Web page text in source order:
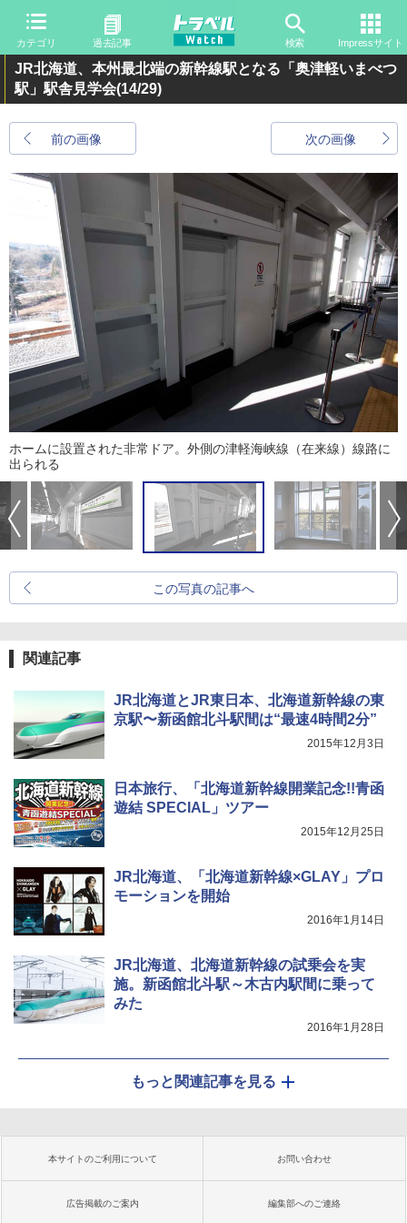
カテゴリ 過去記事 検索 Impressサイト
JR北海道、本州最北端の新幹線駅となる「奥津軽いまべつ
駅」駅舎見学会(14/29)
前の画像 次の画像
ホームに設置された非常ドア。外側の津軽海峡線（在来線）線路に
出られる
この写真の記事へ
関連記事
JR北海道とJR東日本、北海道新幹線の東
京駅〜新函館北斗駅間は“最速4時間2分”
2015年12月3日
日本旅行、「北海道新幹線開業記念!!青函
遊結 SPECIAL」ツアー
2015年12月25日
JR北海道、「北海道新幹線×GLAY」プロ
モーションを開始
2016年1月14日
JR北海道、北海道新幹線の試乗会を実
施。新函館北斗駅～木古内駅間に乗って
みた
2016年1月28日
もっと関連記事を見る
本サイトのご利用について お問い合わせ
広告掲載のご案内 編集部へのご連絡